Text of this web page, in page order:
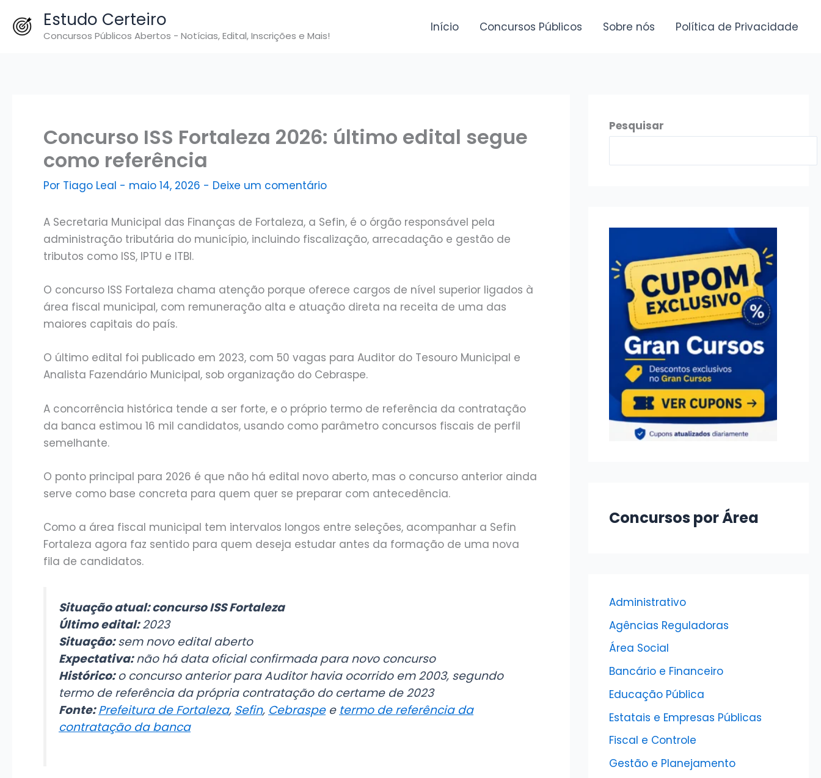
para
Estudo Certeiro
Concursos Públicos Abertos - Notícias, Edital, Inscrições e Mais!
Início Concursos Públicos Sobre nós Política de Privacidade
Concurso ISS Fortaleza 2026: último edital segue
como referência
Por Tiago Leal - maio 14, 2026 - Deixe um comentário
A Secretaria Municipal das Finanças de Fortaleza, a Sefin, é o órgão responsável pela
administração tributária do município, incluindo fiscalização, arrecadação e gestão de
tributos como ISS, IPTU e ITBI.
O concurso ISS Fortaleza chama atenção porque oferece cargos de nível superior ligados à
área fiscal municipal, com remuneração alta e atuação direta na receita de uma das
maiores capitais do país.
O último edital foi publicado em 2023, com 50 vagas para Auditor do Tesouro Municipal e
Analista Fazendário Municipal, sob organização do Cebraspe.
A concorrência histórica tende a ser forte, e o próprio termo de referência da contratação
da banca estimou 16 mil candidatos, usando como parâmetro concursos fiscais de perfil
semelhante.
O ponto principal para 2026 é que não há edital novo aberto, mas o concurso anterior ainda
serve como base concreta para quem quer se preparar com antecedência.
Como a área fiscal municipal tem intervalos longos entre seleções, acompanhar a Sefin
Fortaleza agora faz sentido para quem deseja estudar antes da formação de uma nova
fila de candidatos.
Situação atual: concurso ISS Fortaleza
Último edital:2023
Situação:sem novo edital aberto
Expectativa:não há data oficial confirmada para novo concurso
Histórico:o concurso anterior para Auditor havia ocorrido em 2003, segundo
termo de referência da própria contratação do certame de 2023
Fonte: Prefeitura de Fortaleza, Sefin, Cebraspee termo de referência da
contratação da banca
Pesquisar
Concursos por Área
Administrativo
Agências Reguladoras
Área Social
Bancário e Financeiro
Educação Pública
Estatais e Empresas Públicas
Fiscal e Controle
Gestão e Planejamento